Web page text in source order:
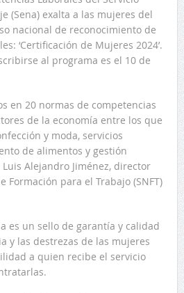
(Sena) exalta a las mujeres del
nacional de reconocimiento de
‘Certificación de Mujeres 2024’.
al programa es el 10 de
en 20 normas de competencias
de la economía entre los que
y moda, servicios
de alimentos y gestión
Alejandro Jiménez, director
Formación para el Trabajo (SNFT)
es un sello de garantía y calidad
y las destrezas de las mujeres
a quien recibe el servicio